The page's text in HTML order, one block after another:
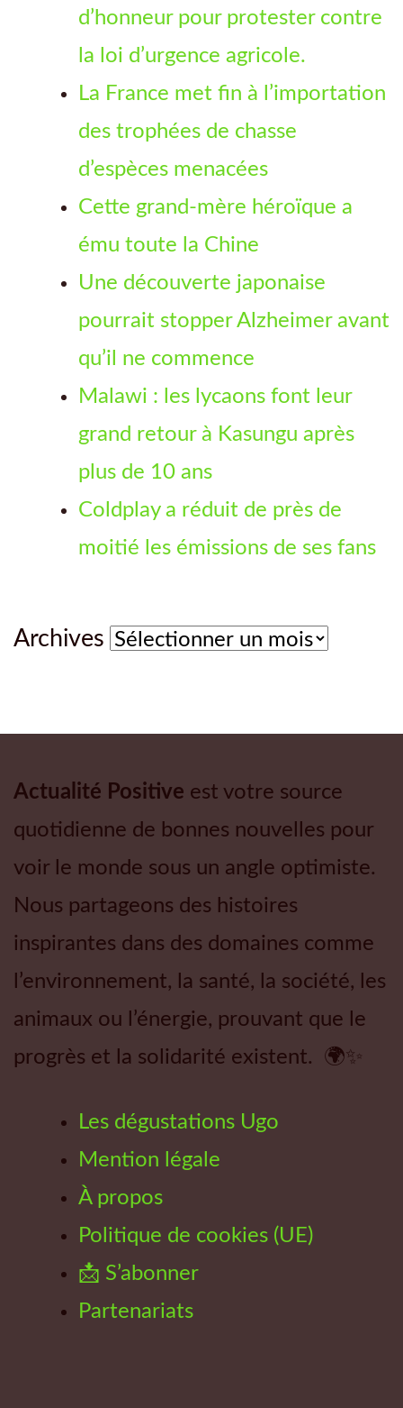
d’honneur pour protester contre
la loi d’urgence agricole.
La France met fin à l’importation
des trophées de chasse
d’espèces menacées
Cette grand-mère héroïque a
ému toute la Chine
Une découverte japonaise
pourrait stopper Alzheimer avant
qu’il ne commence
Malawi : les lycaons font leur
grand retour à Kasungu après
plus de 10 ans
Coldplay a réduit de près de
moitié les émissions de ses fans
Archives Archives
Actualité Positive est votre source
quotidienne de bonnes nouvelles pour
voir le monde sous un angle optimiste.
Nous partageons des histoires
inspirantes dans des domaines comme
l’environnement, la santé, la société, les
animaux ou l’énergie, prouvant que le
progrès et la solidarité existent. 🌍✨
Les dégustations Ugo
Mention légale
À propos
Politique de cookies (UE)
📩 S’abonner
Partenariats